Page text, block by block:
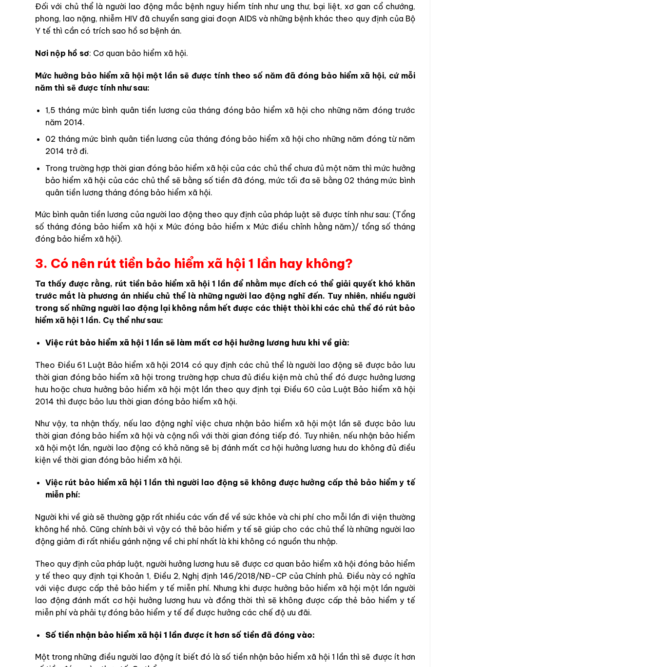
Đối với chủ thể là người lao động mắc bệnh nguy hiểm tính như ung thư, bại liệt, xơ gan cổ chướng,
phong, lao nặng, nhiễm HIV đã chuyển sang giai đoạn AIDS và những bệnh khác theo quy định của Bộ
Y tế thì cần có trích sao hồ sơ bệnh án.
Nơi nộp hồ sơ: Cơ quan bảo hiểm xã hội.
Mức hưởng bảo hiểm xã hội một lần sẽ được tính theo số năm đã đóng bảo hiểm xã hội, cứ mỗi
năm thì sẽ được tính như sau:
1,5 tháng mức bình quân tiền lương của tháng đóng bảo hiểm xã hội cho những năm đóng trước
năm 2014.
02 tháng mức bình quân tiền lương của tháng đóng bảo hiểm xã hội cho những năm đóng từ năm
2014 trở đi.
Trong trường hợp thời gian đóng bảo hiểm xã hội của các chủ thể chưa đủ một năm thì mức hưởng
bảo hiểm xã hội của các chủ thể sẽ bằng số tiền đã đóng, mức tối đa sẽ bằng 02 tháng mức bình
quân tiền lương tháng đóng bảo hiểm xã hội.
Mức bình quân tiền lương của người lao động theo quy định của pháp luật sẽ được tính như sau: (Tổng
số tháng đóng bảo hiểm xã hội x Mức đóng bảo hiểm x Mức điều chỉnh hằng năm)/ tổng số tháng
đóng bảo hiểm xã hội).
3. Có nên rút tiền bảo hiểm xã hội 1 lần hay không?
Ta thấy được rằng, rút tiền bảo hiểm xã hội 1 lần để nhằm mục đích có thể giải quyết khó khăn
trước mắt là phương án nhiều chủ thể là những người lao động nghĩ đến. Tuy nhiên, nhiều người
trong số những người lao động lại không nắm hết được các thiệt thòi khi các chủ thể đó rút bảo
hiểm xã hội 1 lần. Cụ thể như sau:
Việc rút bảo hiểm xã hội 1 lần sẽ làm mất cơ hội hưởng lương hưu khi về già:
Theo Điều 61 Luật Bảo hiểm xã hội 2014 có quy định các chủ thể là người lao động sẽ được bảo lưu
thời gian đóng bảo hiểm xã hội trong trường hợp chưa đủ điều kiện mà chủ thể đó được hưởng lương
hưu hoặc chưa hưởng bảo hiểm xã hội một lần theo quy định tại Điều 60 của Luật Bảo hiểm xã hội
2014 thì được bảo lưu thời gian đóng bảo hiểm xã hội.
Như vậy, ta nhận thấy, nếu lao động nghỉ việc chưa nhận bảo hiểm xã hội một lần sẽ được bảo lưu
thời gian đóng bảo hiểm xã hội và cộng nối với thời gian đóng tiếp đó. Tuy nhiên, nếu nhận bảo hiểm
xã hội một lần, người lao động có khả năng sẽ bị đánh mất cơ hội hưởng lương hưu do không đủ điều
kiện về thời gian đóng bảo hiểm xã hội.
Việc rút bảo hiểm xã hội 1 lần thì người lao động sẽ không được hưởng cấp thẻ bảo hiểm y tế
miễn phí:
Người khi về già sẽ thường gặp rất nhiều các vấn đề về sức khỏe và chi phí cho mỗi lần đi viện thường
không hề nhỏ. Cũng chính bởi vì vậy có thẻ bảo hiểm y tế sẽ giúp cho các chủ thể là những người lao
động giảm đi rất nhiều gánh nặng về chi phí nhất là khi không có nguồn thu nhập.
Theo quy định của pháp luật, người hưởng lương hưu sẽ được cơ quan bảo hiểm xã hội đóng bảo hiểm
y tế theo quy định tại Khoản 1, Điều 2, Nghị định 146/2018/NĐ-CP của Chính phủ. Điều này có nghĩa
với việc được cấp thẻ bảo hiểm y tế miễn phí. Nhưng khi được hưởng bảo hiểm xã hội một lần người
lao động đánh mất cơ hội hưởng lương hưu và đồng thời thì sẽ không được cấp thẻ bảo hiểm y tế
miễn phí và phải tự đóng bảo hiểm y tế để được hưởng các chế độ ưu đãi.
Số tiền nhận bảo hiểm xã hội 1 lần được ít hơn số tiền đã đóng vào:
Một trong những điều người lao động ít biết đó là số tiền nhận bảo hiểm xã hội 1 lần thì sẽ được ít hơn